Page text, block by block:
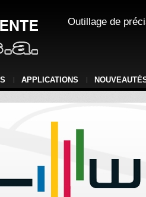
Outillage de
APPLICATIONS